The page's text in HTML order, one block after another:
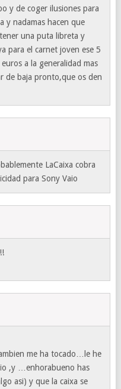
y de coger ilusiones para
y nadamas hacen que
una puta libreta y
para el carnet joven ese 5
a la generalidad mas
de baja pronto,que os den
LaCaixa cobra
para Sony Vaio
me ha tocado…le he
,y …enhorabueno has
asi) y que la caixa se